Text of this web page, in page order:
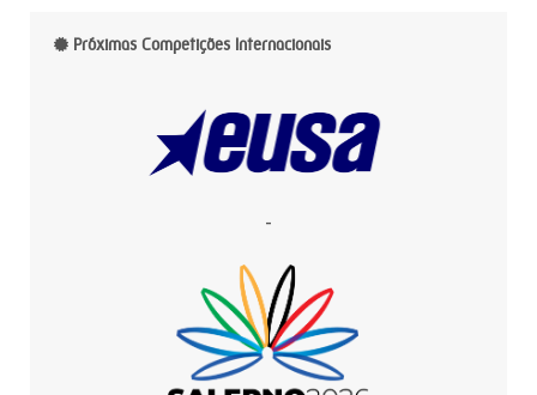
Próximas Competições Internacionais
-